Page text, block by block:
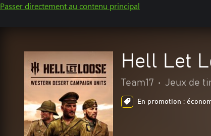
Passer directement au contenu principal
Hell Let
Team17 • Jeux de
En promotion :